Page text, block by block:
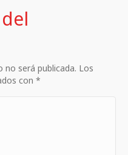
no será publicada. Los
con *